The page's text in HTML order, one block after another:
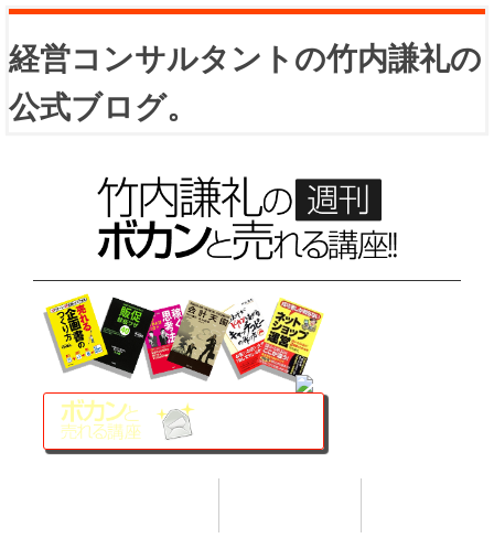
経営コンサルタントの竹内謙礼の
公式ブログ。